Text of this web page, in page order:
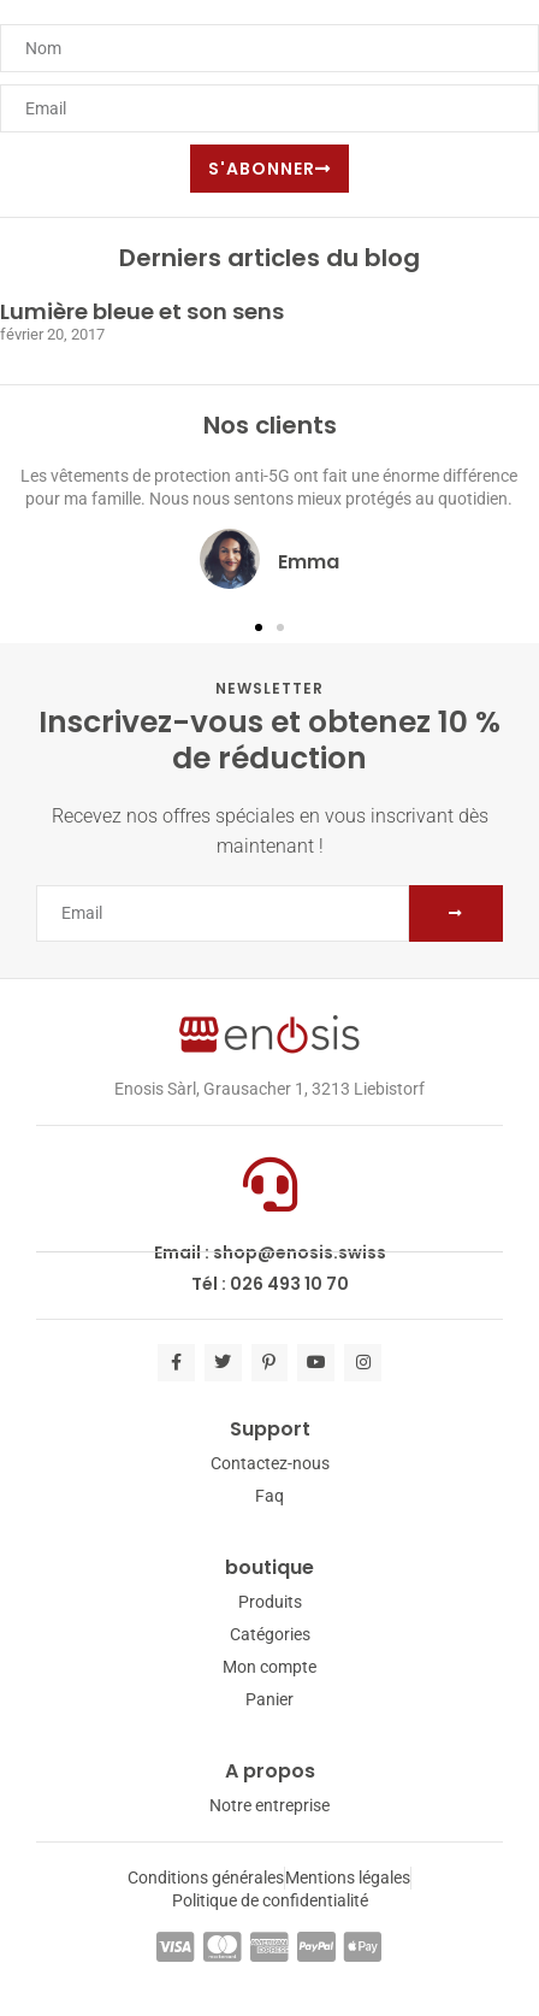
S'ABONNER
Derniers articles du blog
Lumière bleue et son sens
février 20, 2017
Nos clients
de protection anti-5G ont fait une énorme différence
ma famille. Nous nous sentons mieux protégés au quotidien.
Emma
NEWSLETTER
Inscrivez-vous et obtenez 10 %
de réduction
Recevez nos offres spéciales en vous inscrivant dès
maintenant !
Enosis Sàrl, Grausacher 1, 3213 Liebistorf
Email : shop@enosis.swiss
Tél : 026 493 10 70
Support
Contactez-nous
Faq
boutique
Produits
Catégories
Mon compte
Panier
A propos
Notre entreprise
Conditions généralesMentions légales
Politique de confidentialité